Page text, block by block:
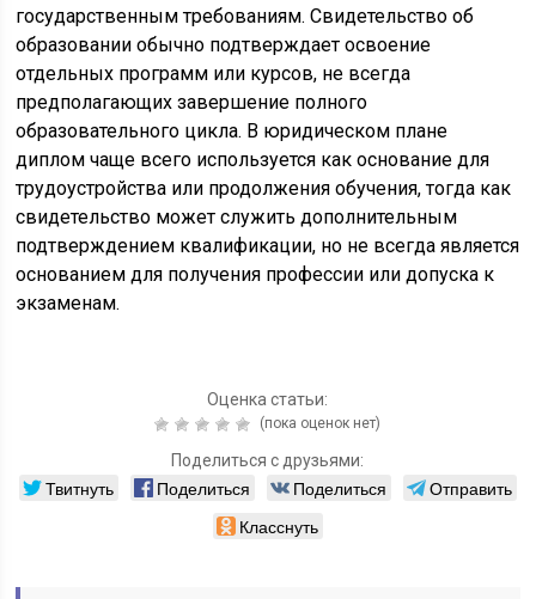
государственным требованиям. Свидетельство об
образовании обычно подтверждает освоение
отдельных программ или курсов, не всегда
предполагающих завершение полного
образовательного цикла. В юридическом плане
диплом чаще всего используется как основание для
трудоустройства или продолжения обучения, тогда как
свидетельство может служить дополнительным
подтверждением квалификации, но не всегда является
основанием для получения профессии или допуска к
экзаменам.
Оценка статьи:
(пока оценок нет)
Поделиться с друзьями:
Твитнуть Поделиться Поделиться
Отправить
Класснуть